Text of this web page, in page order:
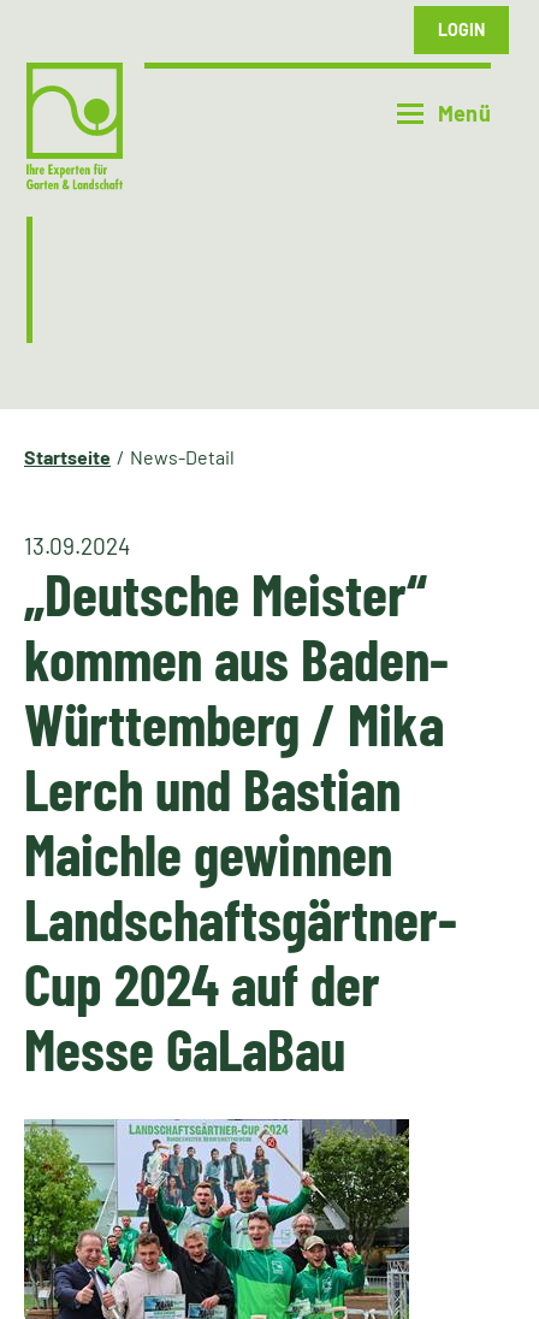
LOGIN
Startseite News-Detail
13.09.2024
„Deutsche Meister“
kommen aus Baden-
Württemberg / Mika
Lerch und Bastian
Maichle gewinnen
Landschaftsgärtner-
Cup 2024 auf der
Messe GaLaBau